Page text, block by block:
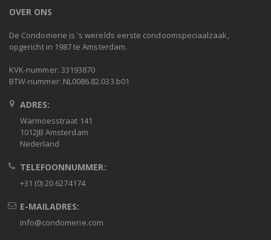
OVER ONS
De Condomerie is 's werelds eerste condoomspeciaalzaak,
opgericht in 1987 te Amsterdam.
KVK-nummer: 33193870
BTW-nummer: NL0086.82.033.b01
ADRES:
Warmoesstraat 141
1012JB Amsterdam
Nederland
TELEFOONNUMMER:
+31 (0) 20 6274174
E-MAILADRES:
info@condomerie.com